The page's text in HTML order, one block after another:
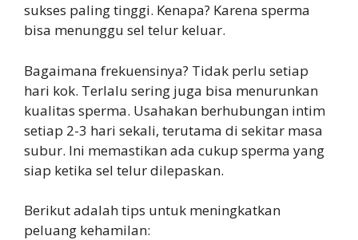
sukses paling tinggi. Kenapa? Karena sperma
bisa menunggu sel telur keluar.
Bagaimana frekuensinya? Tidak perlu setiap
hari kok. Terlalu sering juga bisa menurunkan
kualitas sperma. Usahakan berhubungan intim
setiap 2-3 hari sekali, terutama di sekitar masa
subur. Ini memastikan ada cukup sperma yang
siap ketika sel telur dilepaskan.
Berikut adalah tips untuk meningkatkan
peluang kehamilan: